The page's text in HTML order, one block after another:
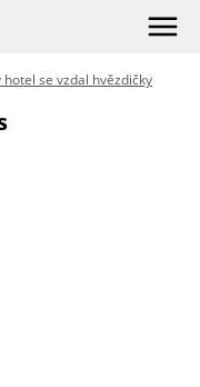
hotel se vzdal hvězdičky